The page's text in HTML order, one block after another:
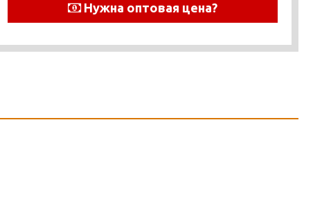
Нужна оптовая цена?